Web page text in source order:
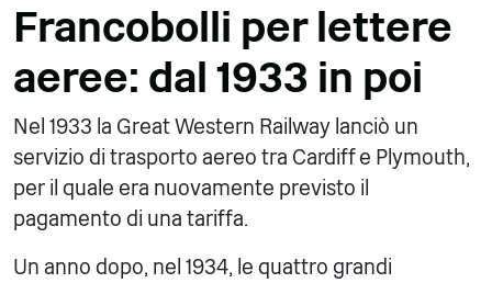
Francobolli per lettere
aeree: dal 1933 in poi
Nel 1933 la Great Western Railway lanciò un
servizio di trasporto aereo tra Cardiff e Plymouth,
per il quale era nuovamente previsto il
pagamento di una tariffa.
Un anno dopo, nel 1934, le quattro grandi